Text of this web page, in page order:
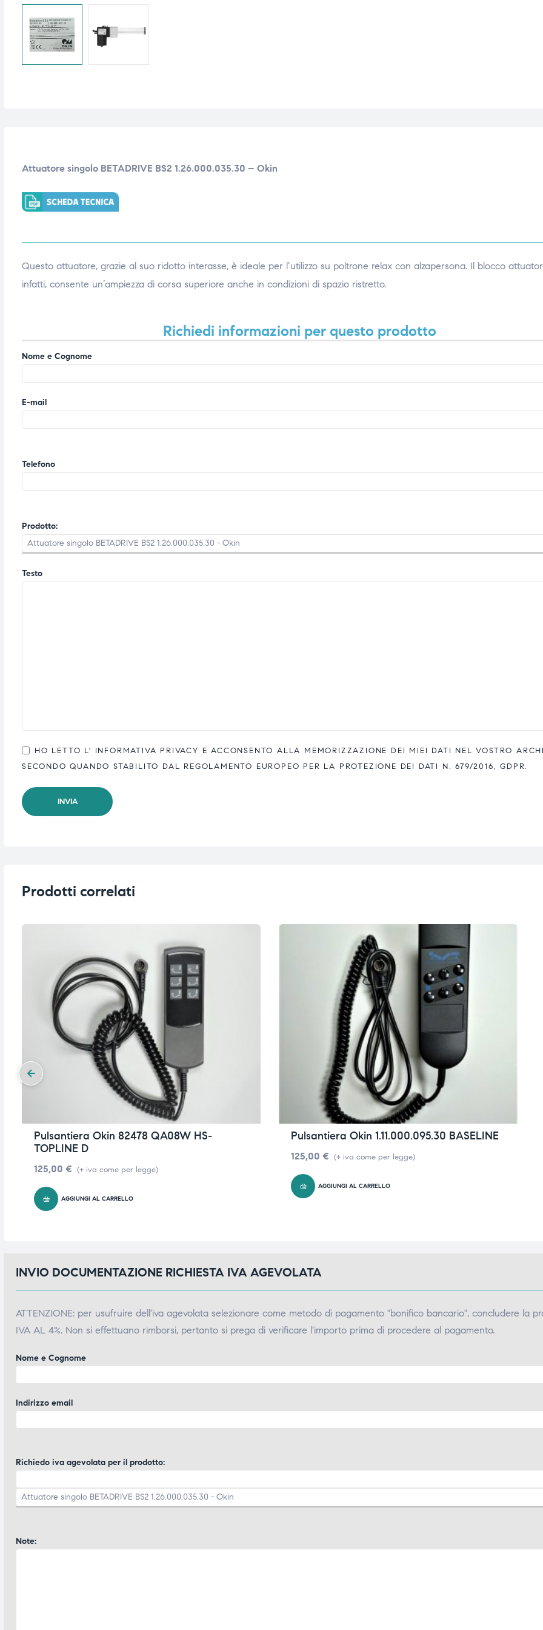
Attuatore singolo BETADRIVE BS2 1.26.000.035.30 – Okin
Questo attuatore, grazie al suo ridotto interasse, è ideale per l’utilizzo su poltrone relax con alzapersona. Il blocco
infatti, consente un’ampiezza di corsa superiore anche in condizioni di spazio ristretto.
Richiedi informazioni per questo prodotto
Nome e Cognome
E-mail
Telefono
Prodotto:
Testo
HO LETTO L' INFORMATIVA PRIVACY E ACCONSENTO ALLA MEMORIZZAZIONE DEI MIEI DATI NEL VOSTRO
SECONDO QUANDO STABILITO DAL REGOLAMENTO EUROPEO PER LA PROTEZIONE DEI DATI N. 679/2016, GDPR.
Prodotti correlati
Pulsantiera Okin 82478 QA08W HS-
TOPLINE D
125,00 € (+ iva come per legge)
AGGIUNGI AL CARRELLO
Pulsantiera Okin 1.11.000.095.30 BASELINE
125,00 € (+ iva come per legge)
AGGIUNGI AL CARRELLO
INVIO DOCUMENTAZIONE RICHIESTA IVA AGEVOLATA
ATTENZIONE: per usufruire dell'iva agevolata selezionare come metodo di pagamento "bonifico bancario", concludere la
IVA AL 4%. Non si effettuano rimborsi, pertanto si prega di verificare l'importo prima di procedere al pagamento.
Nome e Cognome
Indirizzo email
Richiedo iva agevolata per il prodotto:
Note: